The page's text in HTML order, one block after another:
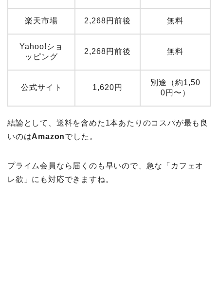
楽天市場 2,268円前後 無料
Yahoo!ショ
ッピング
2,268円前後 無料
公式サイト 1,620円
別途（約1,50
0円〜）
結論として、送料を含めた1本あたりのコスパが最も良
いのはAmazonでした。
プライム会員なら届くのも早いので、急な「カフェオ
レ欲」にも対応できますね。